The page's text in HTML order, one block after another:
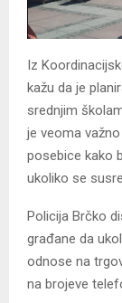
Iz
kažu da je
srednjim
je veoma
posebice kako
ukoliko se
Policija Brčko
građane da
odnose na
na brojeve